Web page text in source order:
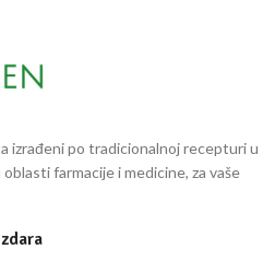
izrađeni po tradicionalnoj recepturi u
farmacije i medicine, za vaše